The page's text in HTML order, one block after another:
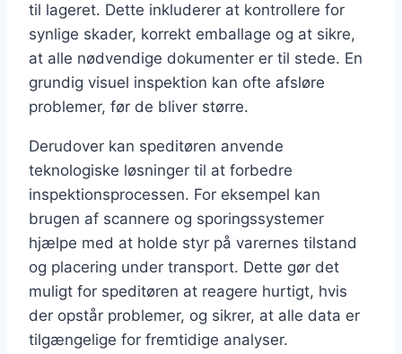
til lageret. Dette inkluderer at kontrollere for
synlige skader, korrekt emballage og at sikre,
at alle nødvendige dokumenter er til stede. En
grundig visuel inspektion kan ofte afsløre
problemer, før de bliver større.
Derudover kan speditøren anvende
teknologiske løsninger til at forbedre
inspektionsprocessen. For eksempel kan
brugen af scannere og sporingssystemer
hjælpe med at holde styr på varernes tilstand
og placering under transport. Dette gør det
muligt for speditøren at reagere hurtigt, hvis
der opstår problemer, og sikrer, at alle data er
tilgængelige for fremtidige analyser.